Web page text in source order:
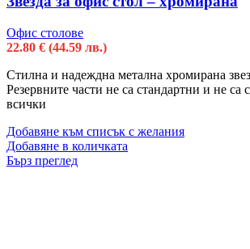
Офис столове
22.80 € (44.59 лв.)
Стилна и надеждна метална хромирана
Резервните части не са стандартни и не са
всички
Добавяне към списък с желания
Добавяне в количката
Бърз преглед